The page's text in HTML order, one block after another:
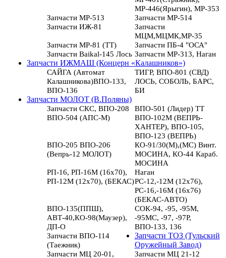
МР-446(Ярыгин), МР-353
Запчасти МР-513
Запчасти МР-514
Запчасти ИЖ-81
Запчасти
МЦМ,МЦМК,МР-35
Запчасти МР-81 (ТТ)
Запчасти ПБ-4 "ОСА"
Запчасти Baikal-145 Лось Запчасти МР-313, Наган
Запчасти ИЖМАШ (Концерн «Калашников»)
САЙГА (Автомат
Калашникова)ВПО-133,
ВПО-136
ТИГР, ВПО-801 (СВД)
ЛОСЬ, СОБОЛЬ, БАРС,
БИ
Запчасти МОЛОТ (В.Поляны)
Запчасти СКС, ВПО-208
ВПО-501 (Лидер) ТТ
ВПО-504 (АПС-М)
ВПО-102М (ВЕПРЬ-
ХАНТЕР), ВПО-105,
ВПО-123 (ВЕПРЬ)
ВПО-205 ВПО-206
(Вепрь-12 МОЛОТ)
КО-91/30(М),(МС) Винт.
МОСИНА, КО-44 Караб.
МОСИНА
РП-16, РП-16М (16х70),
РП-12М (12х70), (БЕКАС)
Наган
РС-12,-12М (12х76),
РС-16,-16М (16х76)
(БЕКАС-АВТО)
ВПО-135(ППШ),
АВТ-40,КО-98(Маузер),
ДП-О
СОК-94, -95, -95М,
-95МС, -97, -97Р,
ВПО-133, 136
Запчасти ВПО-114
(Таежник)
Запчасти ТОЗ (Тульский
Оружейный Завод)
Запчасти МЦ 20-01,
Запчасти МЦ 21-12